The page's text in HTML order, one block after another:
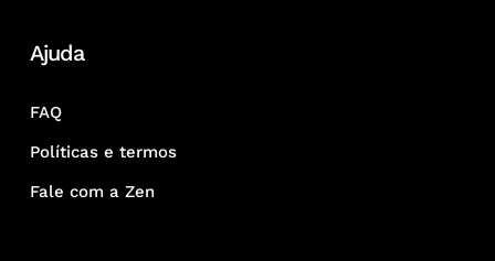
Ajuda
FAQ
Políticas e termos
Fale com a Zen